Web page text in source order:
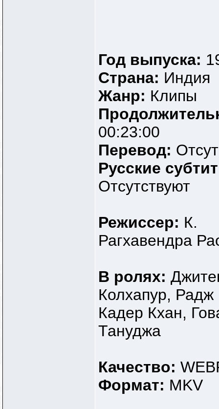
Год выпуска:
Страна: Индия
Жанр: Клипы
00:23:00
Перевод:
Русские
Отсутствуют
Режиссер: К.
Рагхавендра
В ролях:
Колхапур,
Кадер Кхан,
Тануджа
Качество:
Формат: MKV